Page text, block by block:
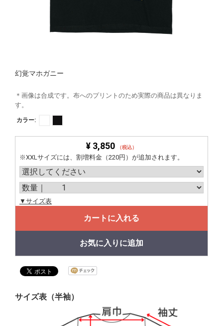
幻覚マホガニー
＊画像は合成です。布へのプリントのため実際の商品は異なりま
す。
カラー:
¥ 3,850 （税込）
※XXLサイズには、割増料金（220円）が追加されます。
▼サイズ表
カートに入れる
お気に入りに追加
サイズ表（半袖）